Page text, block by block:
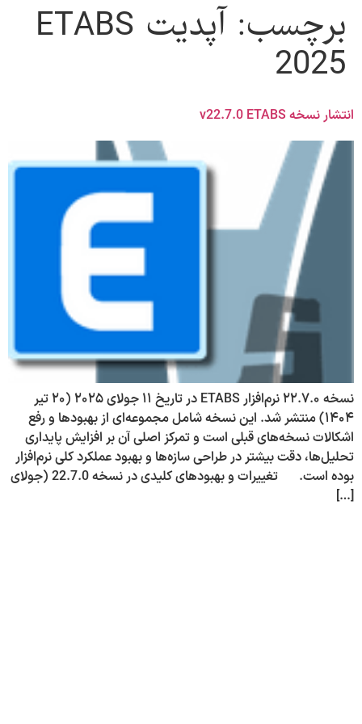
برچسب: آپدیت ETABS
2025
انتشار نسخه v22.7.0 ETABS
نسخه ۲۲.۷.۰ نرم‌افزار ETABS در تاریخ ۱۱ جولای ۲۰۲۵ (۲۰ تیر
۱۴۰۴) منتشر شد. این نسخه شامل مجموعه‌ای از بهبودها و رفع
اشکالات نسخه‌های قبلی است و تمرکز اصلی آن بر افزایش پایداری
تحلیل‌ها، دقت بیشتر در طراحی سازه‌ها و بهبود عملکرد کلی نرم‌افزار
بوده است.
تغییرات و بهبودهای کلیدی در نسخه 22.7.0 (جولای
[…]